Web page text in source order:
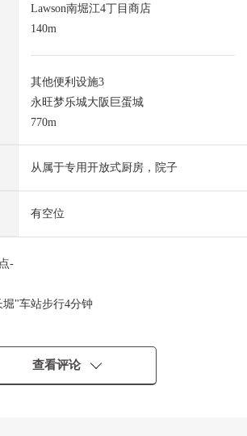
Lawson南堀江4丁目商店
140m
其他便利设施3
永旺梦乐城大阪巨蛋城
770m
从属于专用开放式厨房，院子
有空位
-
堀"车站步行4分钟
"巨蛋前千代崎"车站步行8分钟
查看评论